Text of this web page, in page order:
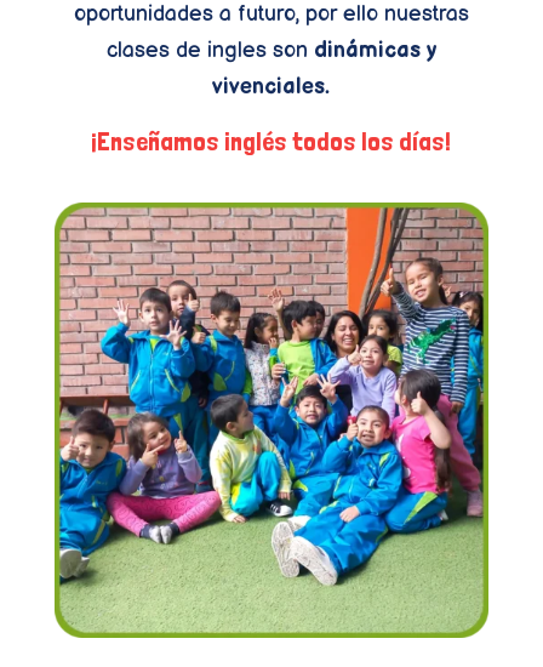
oportunidades a futuro, por ello nuestras
clases de ingles son dinámicas y
vivenciales.
¡Enseñamos inglés todos los días!